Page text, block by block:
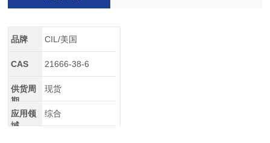
品牌 CIL/美国
CAS 21666-38-6
供货周
期
现货
应用领
域
综合